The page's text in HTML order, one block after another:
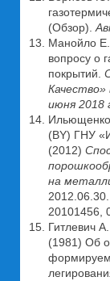
(Обзор).
Манойло
вопросу о
покрытий.
июня 2018
(BY) ГНУ
(2012)
на
20101456,
Гитлевич
(1981) Об